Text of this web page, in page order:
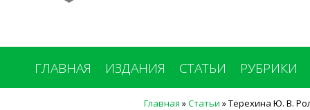
ГЛАВНАЯ ИЗДАНИЯ СТАТЬИ РУБРИКИ
Главная »Статьи »Терехина Ю. В.